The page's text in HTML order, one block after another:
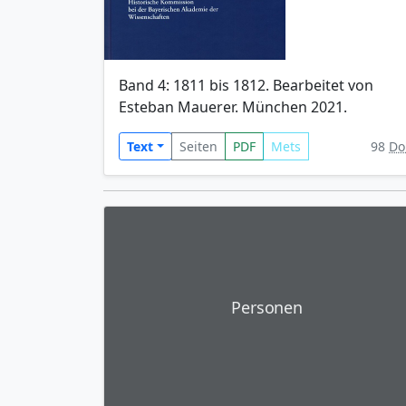
Band 4: 1811 bis 1812. Bearbeitet von
Esteban Mauerer. München 2021.
Text Seiten PDF Mets 98
Personen